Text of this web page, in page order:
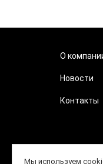
О
Новости
Контакты
Мы используем